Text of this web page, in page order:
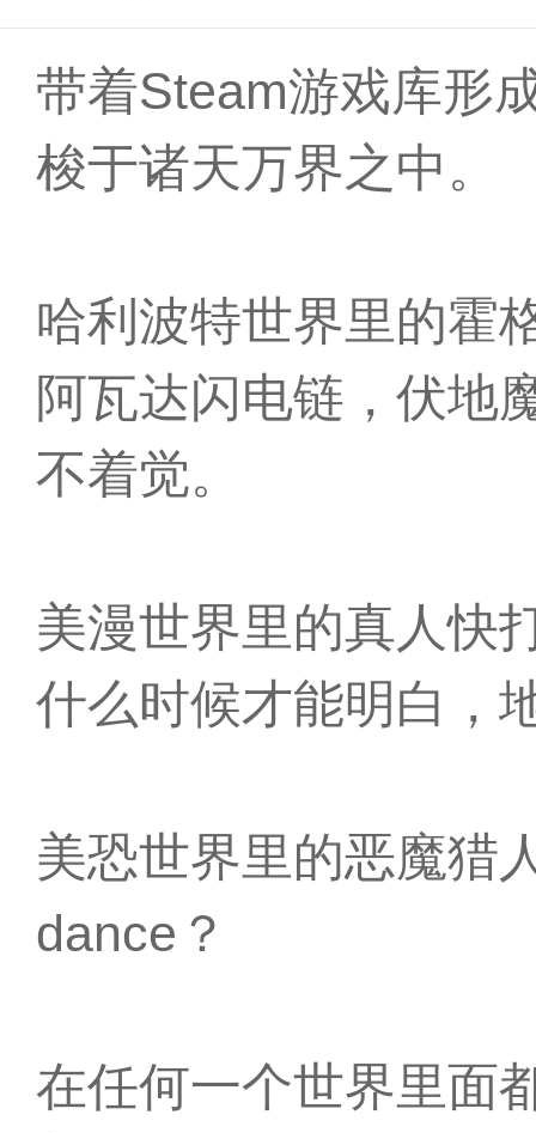
带着Steam游戏库形
梭于诸天万界之中。
哈利波特世界里的霍
阿瓦达闪电链，伏地
不着觉。
美漫世界里的真人快
什么时候才能明白，
美恐世界里的恶魔猎
dance？
在任何一个世界里面